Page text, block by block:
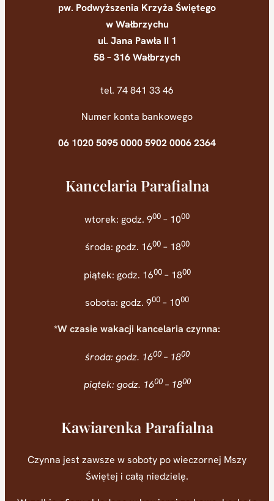
pw. Podwyższenia Krzyża Świętego
w Wałbrzychu
ul. Jana Pawła II 1
58 – 316 Wałbrzych
tel. 74 841 33 46
Numer konta bankowego
06 1020 5095 0000 5902 0006 2364
Kancelaria Parafialna
wtorek: godz. 900 – 1000
środa: godz. 1600– 1800
piątek: godz. 1600– 1800
sobota: godz. 900 – 1000
*W czasie wakacji kancelaria czynna:
środa: godz. 1600– 1800
piątek: godz. 1600– 1800
Kawiarenka Parafialna
Czynna jest zawsze w soboty po wieczornej Mszy
Świętej i całą niedzielę.